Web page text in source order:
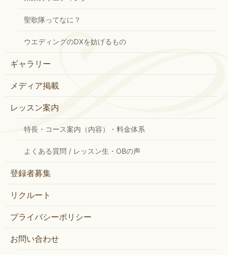
聖歌隊ってなに？
ウエディングのDXを妨げるもの
ギャラリー
メディア掲載
レッスン案内
特長・コース案内（内容）・料金体系
よくある質問 / レッスン生・OBの声
登録者募集
リクルート
プライバシーポリシー
お問い合わせ